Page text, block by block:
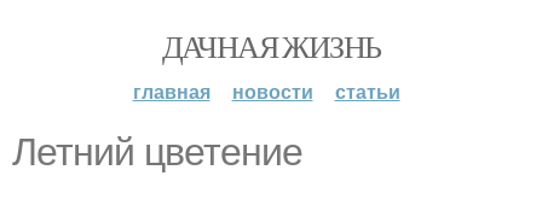
ДАЧНАЯ ЖИЗНЬ
главная новости статьи
Летний цветение